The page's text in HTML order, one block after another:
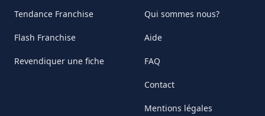
Tendance Franchise
Flash Franchise
Revendiquer une fiche
Qui sommes nous?
Aide
FAQ
Contact
Mentions légales